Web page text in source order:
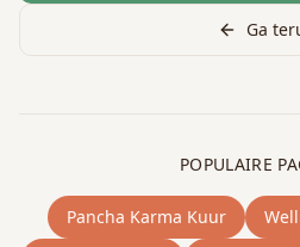
Ga
POPULAIRE
Pancha Karma Kuur